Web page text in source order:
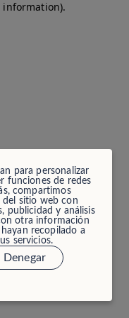
para personalizar
funciones de redes
compartimos
del sitio web con
publicidad y análisis
otra información
recopilado a
servicios.
Denegar
information).